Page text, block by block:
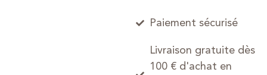
Paiement sécurisé
Livraison gratuite dès
100 € d'achat en